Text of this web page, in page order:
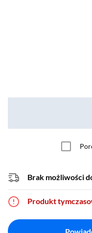
Brak możliwości
Produkt